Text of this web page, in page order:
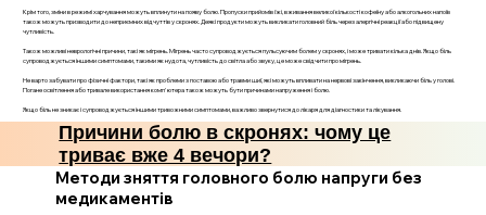
Крім того, зміни в режимі харчування можуть вплинути на появу болю. Пропуски прийомів їжі, вживання великої кількості кофеїну або алкогольних напоїв
також можуть призводити до неприємних відчуттів у скронях. Деякі продукти можуть викликати головний біль через алергічні реакції або підвищену
чутливість.
Також можливі неврологічні причини, такі як мігрень. Мігрень часто супроводжується пульсуючим болем у скронях, і може тривати кілька днів. Якщо біль
супроводжується іншими симптомами, такими як нудота, чутливість до світла або звуку, це може свідчити про мігрень.
Не варто забувати про фізичні фактори, такі як проблеми з поставою або травми шиї, які можуть впливати на нервові закінчення, викликаючи біль у голові.
Погане освітлення або тривале використання комп'ютера також можуть бути причинами напруження і болю.
Якщо біль не зникає і супроводжується іншими тривожними симптомами, важливо звернутися до лікаря для діагностики та лікування.
Причини болю в скронях: чому це
триває вже 4 вечори?
Методи зняття головного болю напруги без
медикаментів